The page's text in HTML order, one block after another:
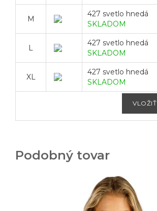
M
427 svetlo hnedá
SKLADOM
L
427 svetlo hnedá
SKLADOM
XL
427 svetlo hnedá
SKLADOM
Podobný tovar